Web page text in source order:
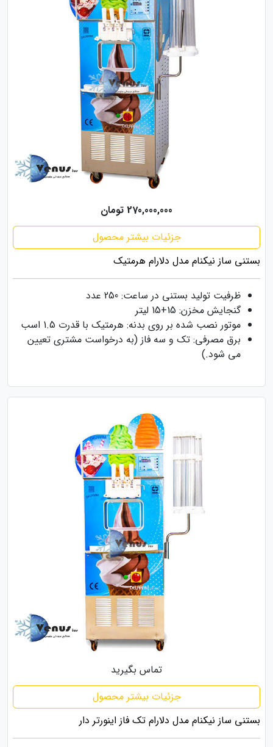
270,000,000 تومان
جزئیات بیشتر محصول
بستنی ساز نیکنام مدل دلارام هرمتیک
ظرفیت تولید بستنی در ساعت: 250 عدد
گنجایش مخزن: 15+15 لیتر
موتور نصب شده بر روی بدنه: هرمتیک با قدرت 1.5 اسب
برق مصرفی: تک و سه فاز (به درخواست مشتری تعیین
می شود.)
تماس بگیرید
جزئیات بیشتر محصول
بستنی ساز نیکنام مدل دلارام تک فاز اینورتر دار